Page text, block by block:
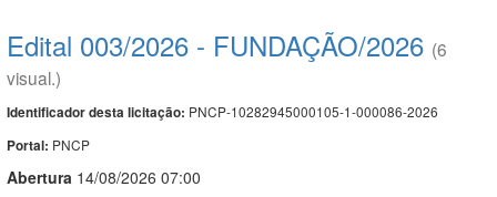
Edital 003/2026 - FUNDAÇÃO/2026 (6
visual.)
Identificador desta licitação: PNCP-10282945000105-1-000086-2026
Portal: PNCP
Abertura 14/08/2026 07:00